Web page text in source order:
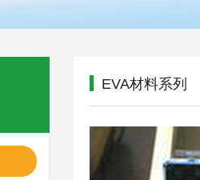
EVA材料系列